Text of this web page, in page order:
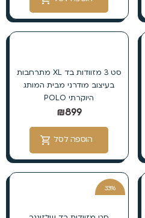
סט 3 מזוודות בד XL מתרחבות
בעיצוב מודרני מבית המותג
היוקרתי POLO
₪899
הוספה לסל
33%